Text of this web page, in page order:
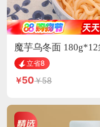
魔芋乌冬面
辣烫袋装
立省8
50 58